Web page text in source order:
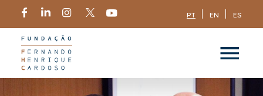
PT EN ES